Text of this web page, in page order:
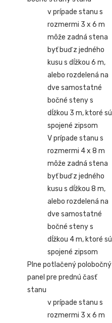
v prípade stanu s
rozmermi 3 x 6 m
môže zadná stena
byť buď z jedného
kusu s dĺžkou 6 m,
alebo rozdelená na
dve samostatné
bočné steny s
dĺžkou 3 m, ktoré sú
spojené zipsom
V prípade stanu s
rozmermi 4 x 8 m
môže zadná stena
byť buď z jedného
kusu s dĺžkou 8 m,
alebo rozdelená na
dve samostatné
bočné steny s
dĺžkou 4 m, ktoré sú
spojené zipsom
Plne potlačený polobočný
panel pre prednú časť
stanu
v prípade stanu s
rozmermi 3 x 6 m